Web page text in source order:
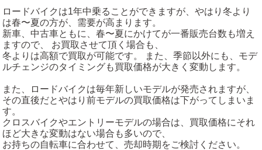
ロードバイクは1年中乗ることができますが、やはり冬より
は春〜夏の方が、需要が高まります。
新車、中古車ともに、春〜夏にかけてが一番販売台数も増え
ますので、 お買取させて頂く場合も、
冬よりは高額で買取が可能です。 また、季節以外にも、モデ
ルチェンジのタイミングも買取価格が大きく変動します。
また、ロードバイクは毎年新しいモデルが発売されますが、
その直後だとやはり前モデルの買取価格は下がってしまいま
す。
クロスバイクやエントリーモデルの場合は、買取価格にそれ
ほど大きな変動はない場合も多いので、
お持ちの自転車に合わせて、売却時期をご検討ください。